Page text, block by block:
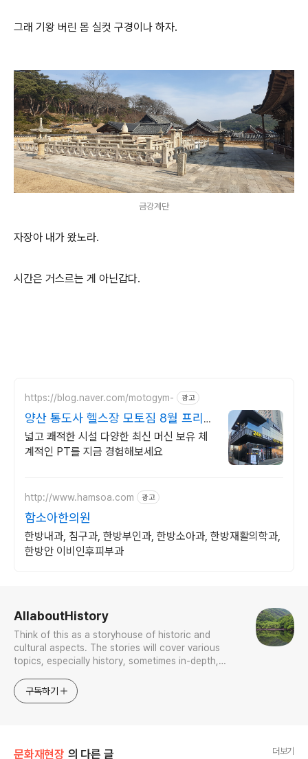
그래 기왕 버린 몸 실컷 구경이나 하자.
금강계단
자장아 내가 왔노라.
시간은 거스르는 게 아닌갑다.
https://blog.naver.com/motogym- 광고
양산 통도사 헬스장 모토짐 8월 프리미
엄 짐80머신입고
넓고 쾌적한 시설 다양한 최신 머신 보유 체
계적인 PT를 지금 경험해보세요
http://www.hamsoa.com 광고
함소아한의원
한방내과, 침구과, 한방부인과, 한방소아과, 한방재활의학과,
한방안 이비인후피부과
AllaboutHistory
Think of this as a storyhouse of historic and
cultural aspects. The stories will cover various
topics, especially history, sometimes in-depth,
approach will be to resist any common sense or
generalized viewpoint
구독하기
문화재현장 의 다른 글 더보기